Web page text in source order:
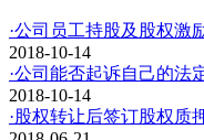
·公司员工持股及股权激
2018-10-14
·公司能否起诉自己的法
2018-10-14
·股权转让后签订股权质